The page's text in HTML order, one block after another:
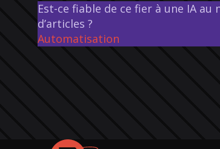
Est-ce fiable de ce fier à une IA
d’articles ?
Automatisation